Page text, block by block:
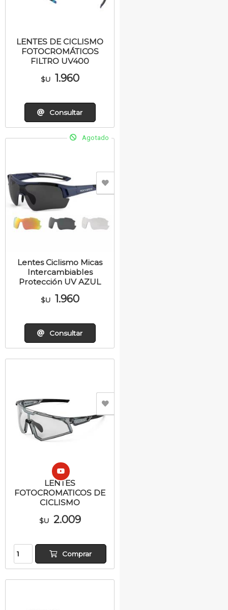
LENTES DE CICLISMO
FOTOCROMÁTICOS
FILTRO UV400
$U 1.960
Consultar
Agotado
Lentes Ciclismo Micas
Intercambiables
Protección UV AZUL
$U 1.960
Consultar
LENTES
FOTOCROMATICOS DE
CICLISMO
$U 2.009
Comprar